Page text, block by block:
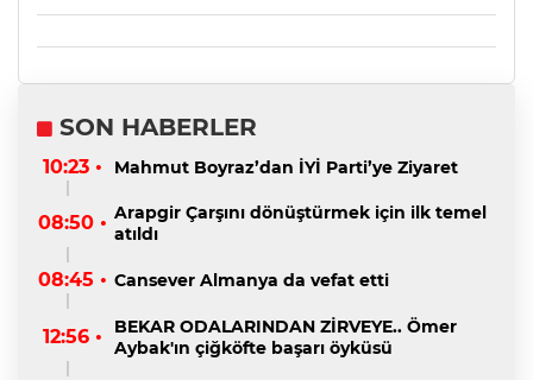
SON HABERLER
10:23 • Mahmut Boyraz’dan İYİ Parti’ye Ziyaret
08:50 • Arapgir Çarşını dönüştürmek için ilk temel
atıldı
08:45 • Cansever Almanya da vefat etti
12:56 •
BEKAR ODALARINDAN ZİRVEYE.. Ömer
Aybak'ın çiğköfte başarı öyküsü